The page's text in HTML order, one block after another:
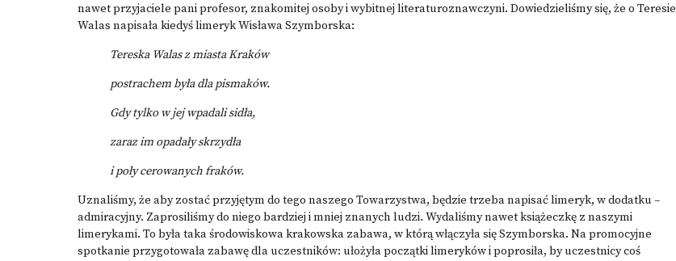
nawet przyjaciele pani profesor, znakomitej osoby i wybitnej literaturoznawczyni. Dowiedzieliśmy się, że o Teresie
Walas napisała kiedyś limeryk Wisława Szymborska:
Tereska Walas z miasta Kraków
postrachem była dla pismaków.
Gdy tylko w jej wpadali sidła,
zaraz im opadały skrzydła
i poły cerowanych fraków.
Uznaliśmy, że aby zostać przyjętym do tego naszego Towarzystwa, będzie trzeba napisać limeryk, w dodatku –
admiracyjny. Zaprosiliśmy do niego bardziej i mniej znanych ludzi. Wydaliśmy nawet książeczkę z naszymi
limerykami. To była taka środowiskowa krakowska zabawa, w którą włączyła się Szymborska. Na promocyjne
spotkanie przygotowała zabawę dla uczestników: ułożyła początki limeryków i poprosiła, by uczestnicy coś